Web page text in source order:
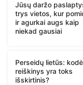
Jūsų daržo
trys vietos, kur
ir agurkai augs kaip
niekad gausiai
Perseidų lietūs:
reiškinys yra toks
išskirtinis?